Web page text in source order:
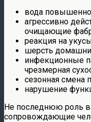
вода
агрессивно
очищающие
реакция на
шерсть
инфекционные
чрезмерная
сезонная смена
нарушение
Не последнюю роль в
сопровождающие